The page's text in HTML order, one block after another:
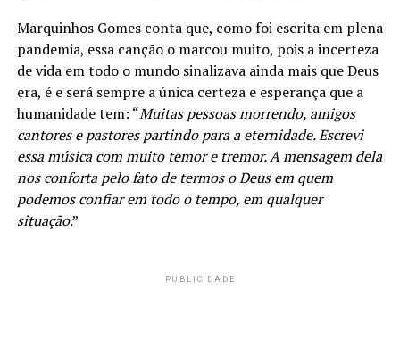
Marquinhos Gomes conta que, como foi escrita em plena
pandemia, essa canção o marcou muito, pois a incerteza
de vida em todo o mundo sinalizava ainda mais que Deus
era, é e será sempre a única certeza e esperança que a
humanidade tem: “Muitas pessoas morrendo, amigos
cantores e pastores partindo para a eternidade. Escrevi
essa música com muito temor e tremor. A mensagem dela
nos conforta pelo fato de termos o Deus em quem
podemos confiar em todo o tempo, em qualquer
situação.”
PUBLICIDADE